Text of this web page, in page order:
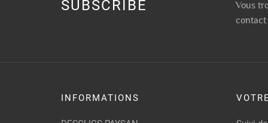
SUBSCRIBE
Vous
contact
INFORMATIONS